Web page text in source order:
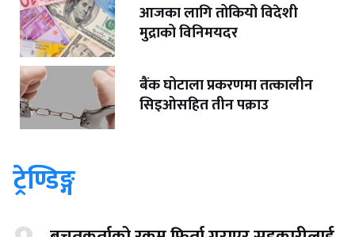
आजका लागि तोकियो विदेशी
मुद्राको विनिमयदर
बैंक घोटाला प्रकरणमा तत्कालीन
सिइओसहित तीन पक्राउ
ट्रेण्डिङ्ग